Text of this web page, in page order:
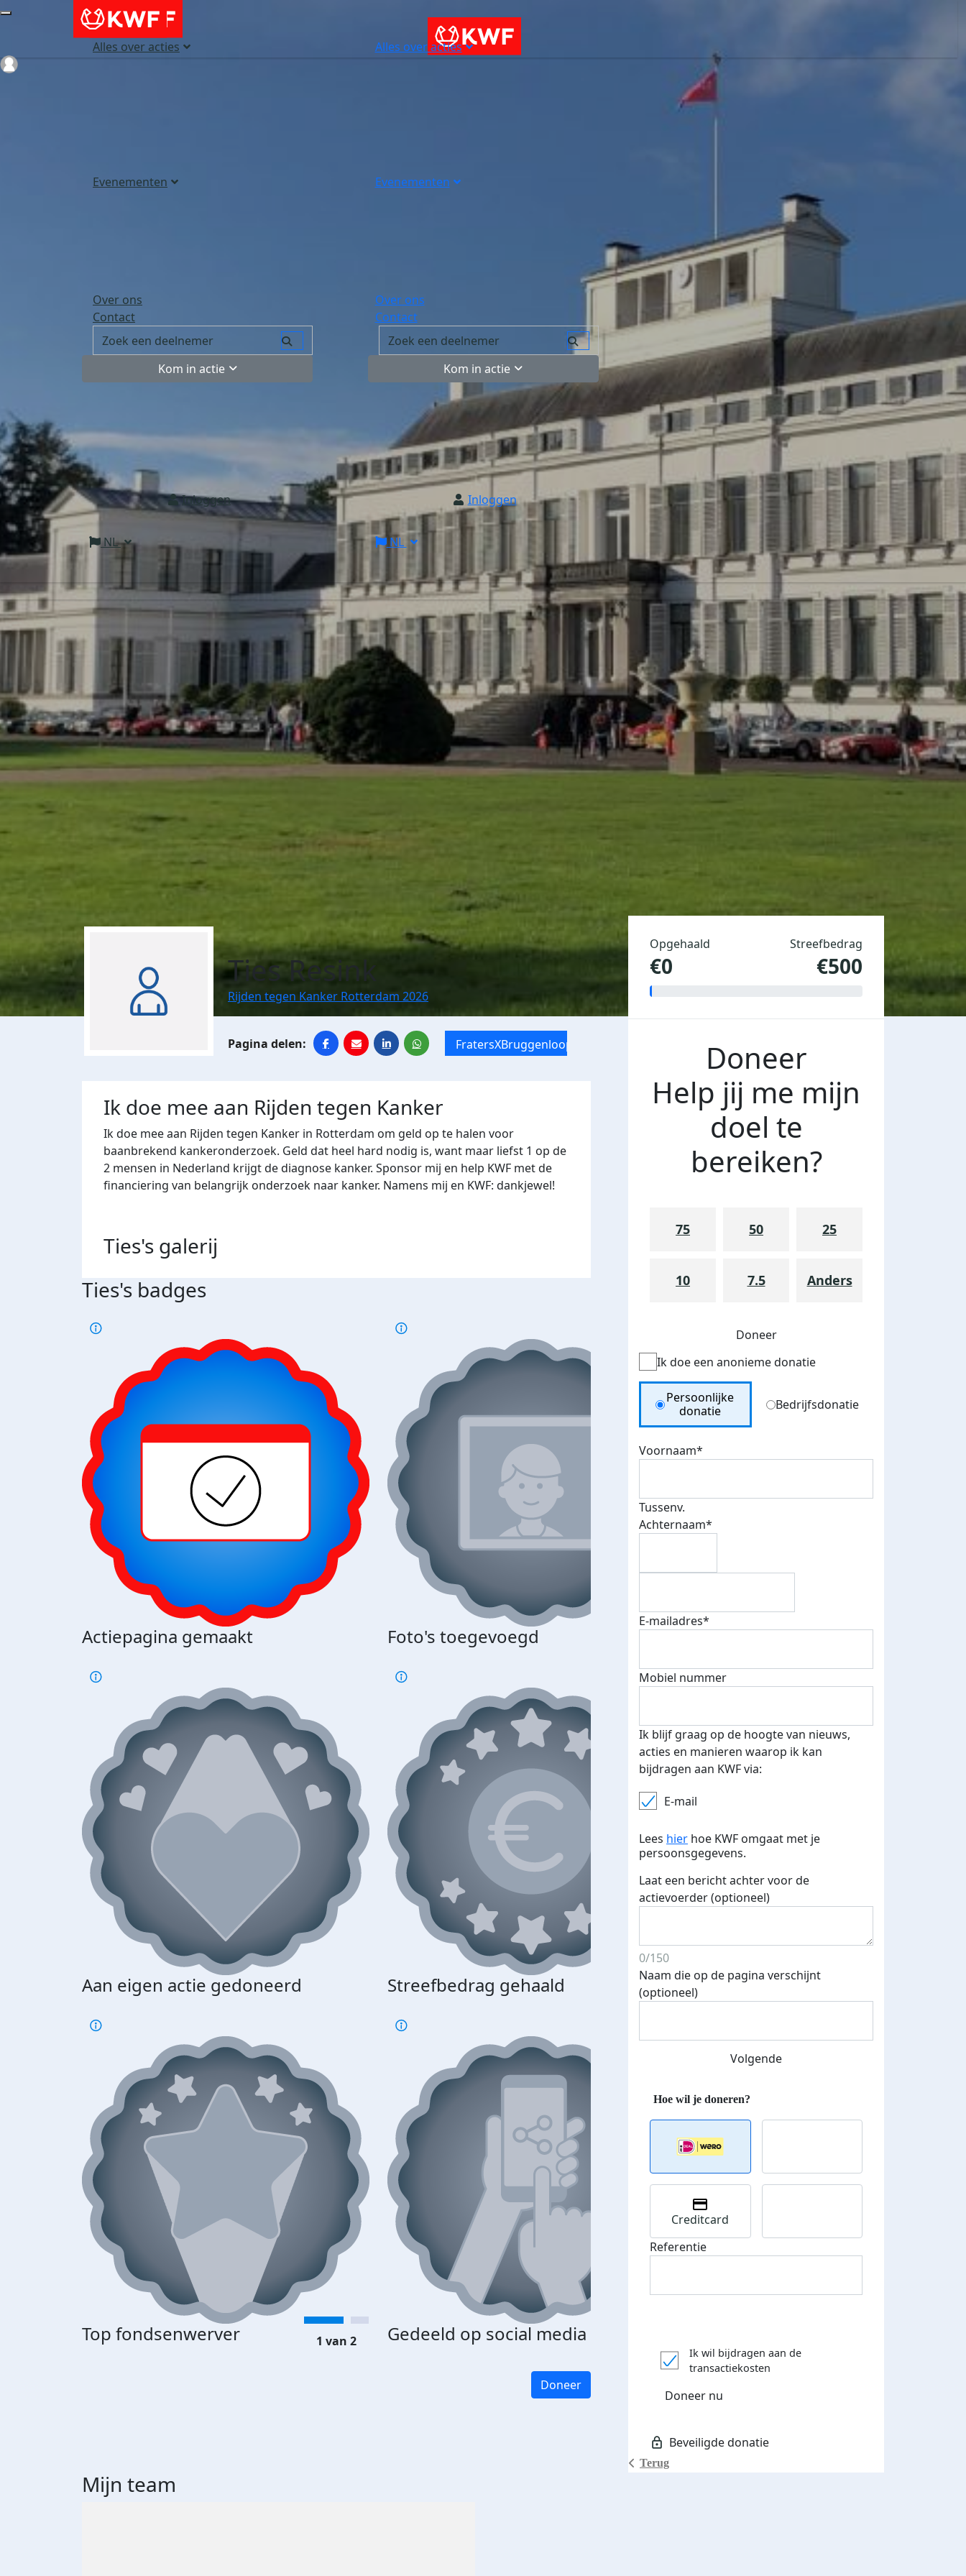
Alles over acties
Evenementen
Over ons
Contact
Kom in actie
Inloggen
NL
Alles over acties
Evenementen
Over ons
Contact
Kom in actie
Inloggen
NL
Ties Resink
Rijden tegen Kanker Rotterdam 2026
FratersXBruggenloop
Ik doe mee aan Rijden tegen Kanker
Ik doe mee aan Rijden tegen Kanker in Rotterdam om geld op te halen voor
baanbrekend kankeronderzoek. Geld dat heel hard nodig is, want maar liefst 1 op de
2 mensen in Nederland krijgt de diagnose kanker. Sponsor mij en help KWF met de
financiering van belangrijk onderzoek naar kanker. Namens mij en KWF: dankjewel!
Ties's galerij
Ties's badges
Actiepagina gemaakt Foto's toegevoegd E-mails verstuurd
Aan eigen actie gedoneerd Streefbedrag gehaald Streefbedrag verhoogd
Top fondsenwerver Gedeeld op social media
Top fondsenwerver
1 van 2
Doneer
Opgehaald
€0
Streefbedrag
€500
Doneer
Help jij me mijn
doel te
bereiken?
75 50 25
10 7.5 Anders
Doneer
Ik doe een anonieme donatie
Donation Type
Persoonlijke
donatie
Bedrijfsdonatie
Voornaam*
Tussenv.
Achternaam*
E-mailadres*
Mobiel nummer
Ik blijf graag op de hoogte van nieuws,
acties en manieren waarop ik kan
bijdragen aan KWF via:
E-mail
Lees hier hoe KWF omgaat met je
persoonsgegevens.
Laat een bericht achter voor de
actievoerder (optioneel)
0/150
Naam die op de pagina verschijnt
(optioneel)
Volgende
Terug
Creditcard
Referentie
Ik wil bijdragen aan de
transactiekosten
Doneer nu
Mijn team